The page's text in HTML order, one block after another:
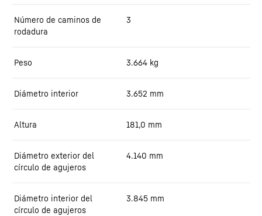
Número de caminos de
rodadura
3
Peso 3.664 kg
Diámetro interior 3.652 mm
Altura 181,0 mm
Diámetro exterior del
círculo de agujeros
4.140 mm
Diámetro interior del
círculo de agujeros
3.845 mm